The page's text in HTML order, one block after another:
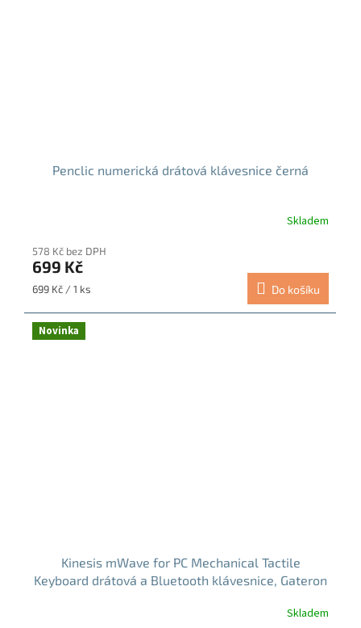
Penclic numerická drátová klávesnice černá
Skladem
578 Kč bez DPH
699 Kč
Měrná
699 Kč / 1 ks Do košíku
Novinka
Kinesis mWave for PC Mechanical Tactile
Keyboard drátová a Bluetooth klávesnice, Gateron
Skladem